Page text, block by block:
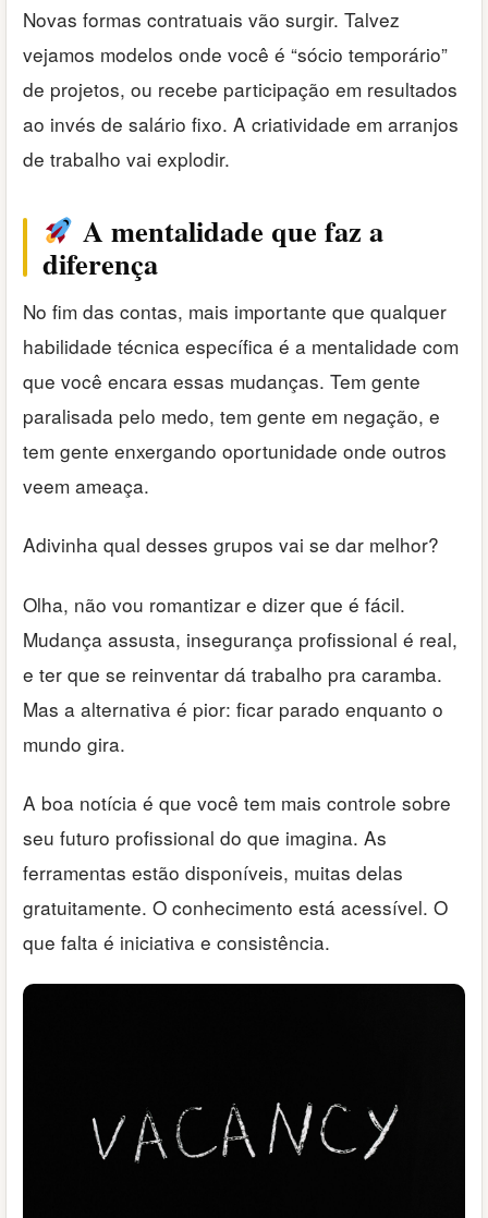
Novas formas contratuais vão surgir. Talvez
vejamos modelos onde você é “sócio temporário”
de projetos, ou recebe participação em resultados
ao invés de salário fixo. A criatividade em arranjos
de trabalho vai explodir.
A mentalidade que faz a
diferença
No fim das contas, mais importante que qualquer
habilidade técnica específica é a mentalidade com
que você encara essas mudanças. Tem gente
paralisada pelo medo, tem gente em negação, e
tem gente enxergando oportunidade onde outros
veem ameaça.
Adivinha qual desses grupos vai se dar melhor?
Olha, não vou romantizar e dizer que é fácil.
Mudança assusta, insegurança profissional é real,
e ter que se reinventar dá trabalho pra caramba.
Mas a alternativa é pior: ficar parado enquanto o
mundo gira.
A boa notícia é que você tem mais controle sobre
seu futuro profissional do que imagina. As
ferramentas estão disponíveis, muitas delas
gratuitamente. O conhecimento está acessível. O
que falta é iniciativa e consistência.